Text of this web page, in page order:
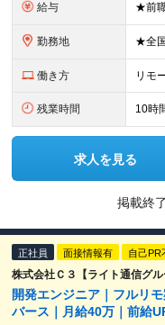
給与
勤務地
働き方 リモ
残業時間 10時
求人を見る
掲載終
正社員 面接情報有 自己PR
株式会社Ｃ３【ライト通信グル
開発エンジニア｜フルリ
バース｜月給40万｜前給